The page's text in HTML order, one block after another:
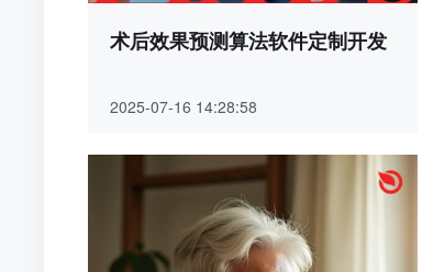
术后效果预测算法软件定制开发
2025-07-16 14:28:58